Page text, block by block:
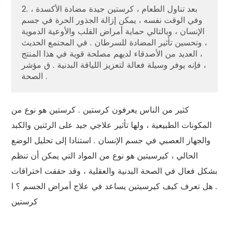
2. بعد تناول الطعام ، كرستين جيدة مضادة الأكسدة ،
وفي الوقت نفسه ، يمكن إزالة الجذور الحرة في جسم
الإنسان ، وبالتالي حماية أمراض القلب والأوعية الدموية
، وتحسين تأثير المضادة للسرطان . في المجتمع الحديث
، العديد من الأصدقاء لديهم مصلحة قوية في هذا المنتج
، فإنه يوفر وسيلة فعالة لتعزيز اللياقة البدنية . ق مؤشر
الصحة .
كثير من الناس يعرفون كرستين . كرستين هو نوع من
المكونات الطبيعية ، ولها تأثير علاجي جيد على الرئتين والكبد
والجهاز العصبي في جسم الإنسان . استنادا إلى تحليل الوضع
الحالي ، كيرسيتين هو نوع من المواد التي يمكن أن تنظم
بشكل فعال في الصحة البدنية والعقلية ، وقد حققت اختراقات
. هل تعرف كيف كيرسيتين يساعد في علاج أمراض الجسم ؟ ا
كرستين